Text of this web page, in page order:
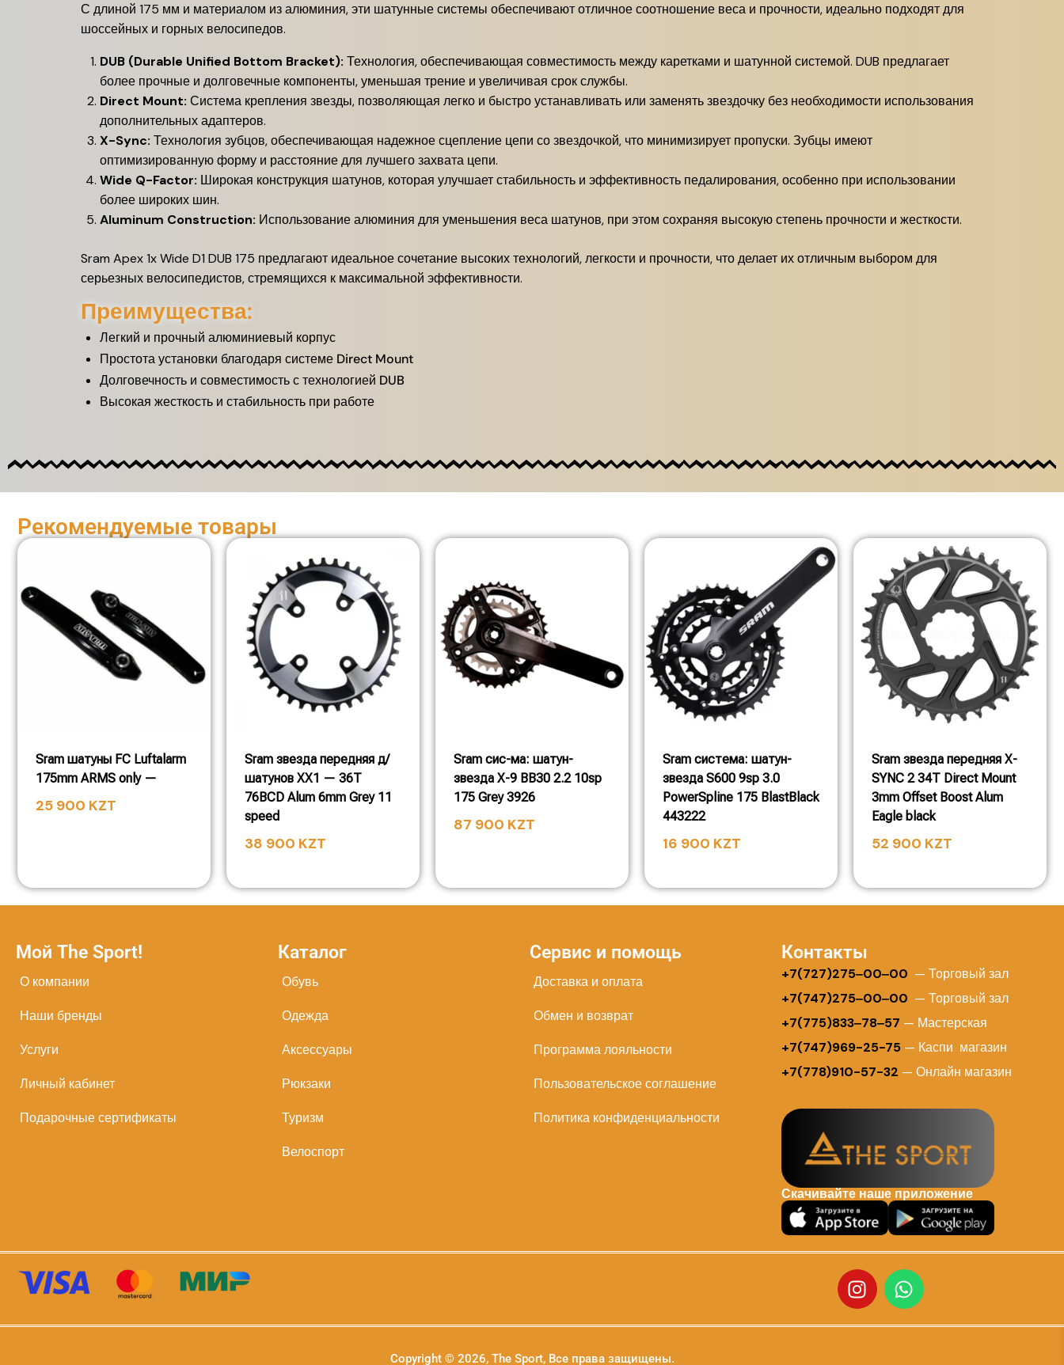
С длиной 175 мм и материалом из алюминия, эти шатунные системы обеспечивают отличное соотношение веса и прочности, идеально подходят для
шоссейных и горных велосипедов.
DUB (Durable Unified Bottom Bracket): Технология, обеспечивающая совместимость между каретками и шатунной системой. DUB предлагает
более прочные и долговечные компоненты, уменьшая трение и увеличивая срок службы.
Direct Mount: Система крепления звезды, позволяющая легко и быстро устанавливать или заменять звездочку без необходимости использования
дополнительных адаптеров.
X-Sync: Технология зубцов, обеспечивающая надежное сцепление цепи со звездочкой, что минимизирует пропуски. Зубцы имеют
оптимизированную форму и расстояние для лучшего захвата цепи.
Wide Q-Factor: Широкая конструкция шатунов, которая улучшает стабильность и эффективность педалирования, особенно при использовании
более широких шин.
Aluminum Construction: Использование алюминия для уменьшения веса шатунов, при этом сохраняя высокую степень прочности и жесткости.
Sram Apex 1x Wide D1 DUB 175 предлагают идеальное сочетание высоких технологий, легкости и прочности, что делает их отличным выбором для
серьезных велосипедистов, стремящихся к максимальной эффективности.
Преимущества:
Легкий и прочный алюминиевый корпус
Простота установки благодаря системе Direct Mount
Долговечность и совместимость с технологией DUB
Высокая жесткость и стабильность при работе
Рекомендуемые товары
Sram шатуны FC Luftalarm
175mm ARMS only —
25 900 KZT
Sram звезда передняя д/
шатунов XX1 — 36T
76BCD Alum 6mm Grey 11
speed
38 900 KZT
Sram сис-ма: шатун-
звезда X-9 BB30 2.2 10sp
175 Grey 3926
87 900 KZT
Sram система: шатун-
звезда S600 9sp 3.0
PowerSpline 175 BlastBlack
443222
16 900 KZT
Sram звезда передняя X-
SYNC 2 34T Direct Mount
3mm Offset Boost Alum
Eagle black
52 900 KZT
Мой The Sport!
О компании
Наши бренды
Услуги
Личный кабинет
Подарочные сертификаты
Каталог
Обувь
Одежда
Аксессуары
Рюкзаки
Туризм
Велоспорт
Сервис и помощь
Доставка и оплата
Обмен и возврат
Программа лояльности
Пользовательское соглашение
Политика конфиденциальности
Контакты
+7(727)275‒00‒00 — Торговый зал
+7(747)275‒00‒00 — Торговый зал
+7(775)833‒78‒57 — Мастерская
+7(747)969-25-75— Каспи магазин
+7(778)910-57-32 — Онлайн магазин
Скачивайте наше приложение
Copyright © 2026, The Sport, Все права защищены.